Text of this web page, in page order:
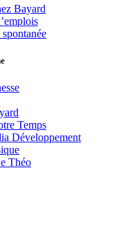
Bayard
Temps
Développement
Théo